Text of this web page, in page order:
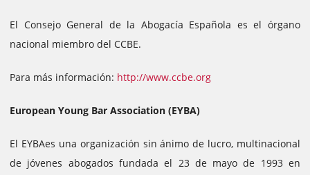
El Consejo General de la Abogacía Española es el órgano
nacional miembro del CCBE.
Para más información: http://www.ccbe.org
European Young Bar Association (EYBA)
El EYBAes una organización sin ánimo de lucro, multinacional
de jóvenes abogados fundada el 23 de mayo de 1993 en